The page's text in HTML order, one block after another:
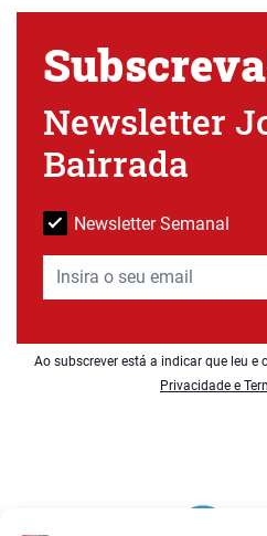
Newsletter
Bairrada
Newsletter Semanal
Ao subscrever está a indicar que leu e
Privacidade e